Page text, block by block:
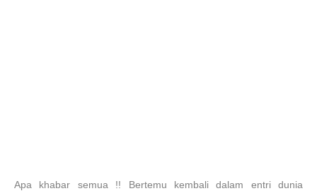
Apa khabar semua !! Bertemu kembali dalam entri dunia